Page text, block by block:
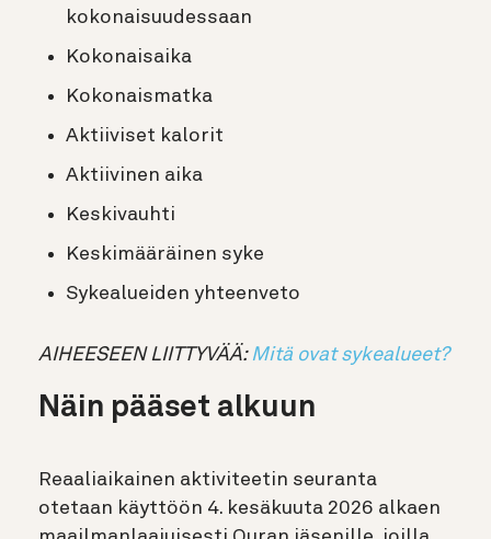
kokonaisuudessaan
Kokonaisaika
Kokonaismatka
Aktiiviset kalorit
Aktiivinen aika
Keskivauhti
Keskimääräinen syke
Sykealueiden yhteenveto
AIHEESEEN LIITTYVÄÄ: Mitä ovat sykealueet?
Näin pääset alkuun
Reaaliaikainen aktiviteetin seuranta
otetaan käyttöön 4. kesäkuuta 2026 alkaen